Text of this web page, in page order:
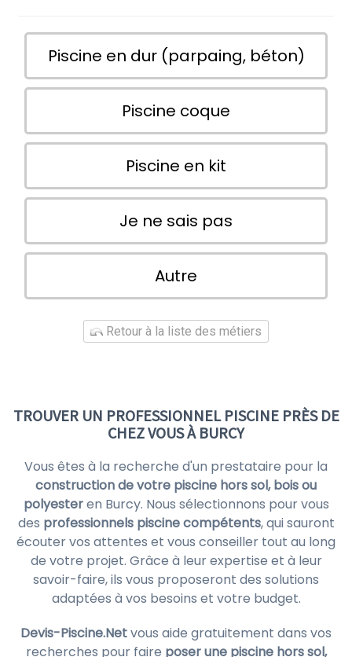
Piscine en dur (parpaing, béton)
Piscine coque
Piscine en kit
Je ne sais pas
Autre
Retour à la liste des métiers
TROUVER UN PROFESSIONNEL PISCINE PRÈS DE
CHEZ VOUS À BURCY
Vous êtes à la recherche d'un prestataire pour la
construction de votre piscine hors sol, bois ou
polyesteren Burcy. Nous sélectionnons pour vous
des professionnels piscine compétents, qui sauront
écouter vos attentes et vous conseiller tout au long
de votre projet. Grâce à leur expertise et à leur
savoir-faire, ils vous proposeront des solutions
adaptées à vos besoins et votre budget.
Devis-Piscine.Netvous aide gratuitement dans vos
recherches pour faire poser une piscine hors sol,